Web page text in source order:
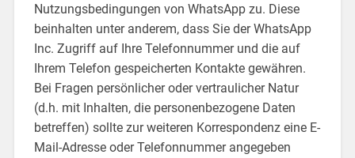
Nutzungsbedingungen von WhatsApp zu. Diese
beinhalten unter anderem, dass Sie der WhatsApp
Inc. Zugriff auf Ihre Telefonnummer und die auf
Ihrem Telefon gespeicherten Kontakte gewähren.
Bei Fragen persönlicher oder vertraulicher Natur
(d.h. mit Inhalten, die personenbezogene Daten
betreffen) sollte zur weiteren Korrespondenz eine E-
Mail-Adresse oder Telefonnummer angegeben